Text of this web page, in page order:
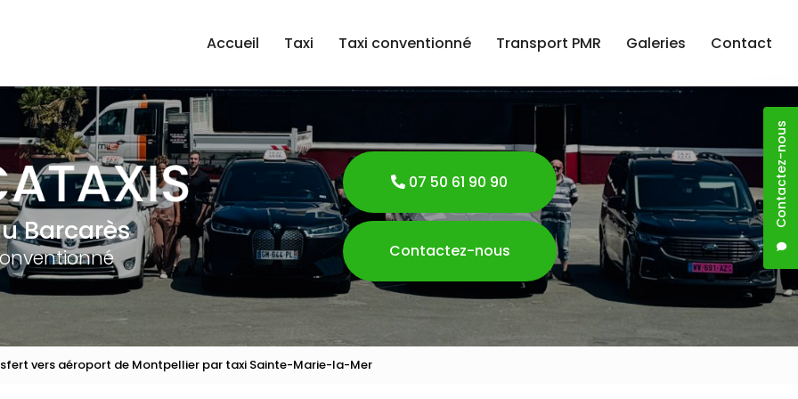
Contactez-nous
Accueil
Taxi Taxi conventionné Transport PMR Galeries Contact
Barcarès
07 50 61 90 90
Contactez-nous
vers aéroport de Montpellier par taxi Sainte-Marie-la-Mer